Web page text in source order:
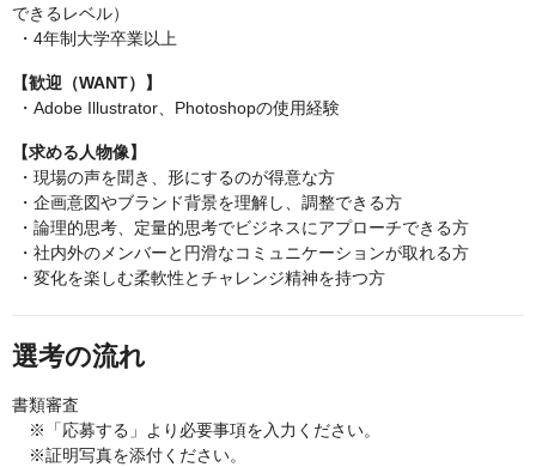
できるレベル）
・4年制大学卒業以上
【歓迎（WANT）】
・Adobe Illustrator、Photoshopの使用経験
【求める人物像】
・現場の声を聞き、形にするのが得意な方
・企画意図やブランド背景を理解し、調整できる方
・論理的思考、定量的思考でビジネスにアプローチできる方
・社内外のメンバーと円滑なコミュニケーションが取れる方
・変化を楽しむ柔軟性とチャレンジ精神を持つ方
選考の流れ
書類審査
※「応募する」より必要事項を入力ください。
※証明写真を添付ください。